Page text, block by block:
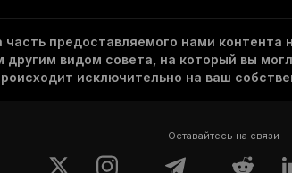
часть предоставляемого нами
видом совета, на который вы
исключительно на ваш
Оставайтесь на связи